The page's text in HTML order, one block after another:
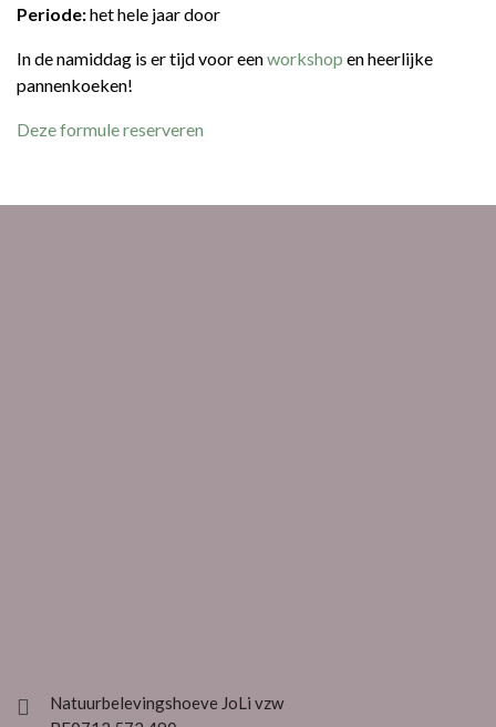
Periode:het hele jaar door
In de namiddag is er tijd voor eenworkshop en heerlijke
pannenkoeken!
Deze formule reserveren
Natuurbelevingshoeve JoLi vzw